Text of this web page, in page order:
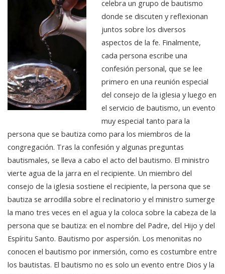
celebra un grupo de bautismo
donde se discuten y reflexionan
juntos sobre los diversos
aspectos de la fe. Finalmente,
cada persona escribe una
confesión personal, que se lee
primero en una reunión especial
del consejo de la iglesia y luego en
el servicio de bautismo, un evento
muy especial tanto para la
persona que se bautiza como para los miembros de la
congregación. Tras la confesión y algunas preguntas
bautismales, se lleva a cabo el acto del bautismo. El ministro
vierte agua de la jarra en el recipiente. Un miembro del
consejo de la iglesia sostiene el recipiente, la persona que se
bautiza se arrodilla sobre el reclinatorio y el ministro sumerge
la mano tres veces en el agua y la coloca sobre la cabeza de la
persona que se bautiza: en el nombre del Padre, del Hijo y del
Espíritu Santo. Bautismo por aspersión. Los menonitas no
conocen el bautismo por inmersión, como es costumbre entre
los bautistas. El bautismo no es solo un evento entre Dios y la